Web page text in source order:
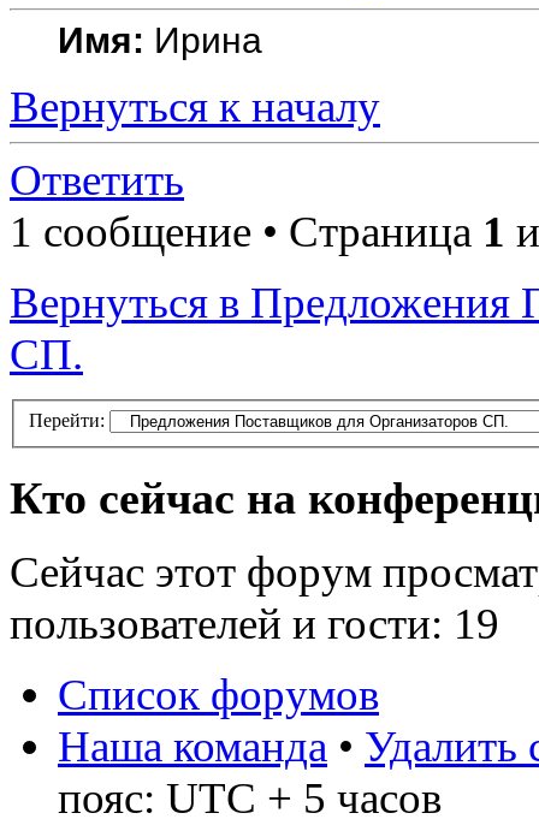
Имя: Ирина
Вернуться к началу
Ответить
1 сообщение • Страница 1
Вернуться в Предложения
СП.
Перейти:
Кто сейчас на
Сейчас этот форум
пользователей и гости: 19
Список форумов
Наша команда • Удалить
пояс: UTC + 5 часов